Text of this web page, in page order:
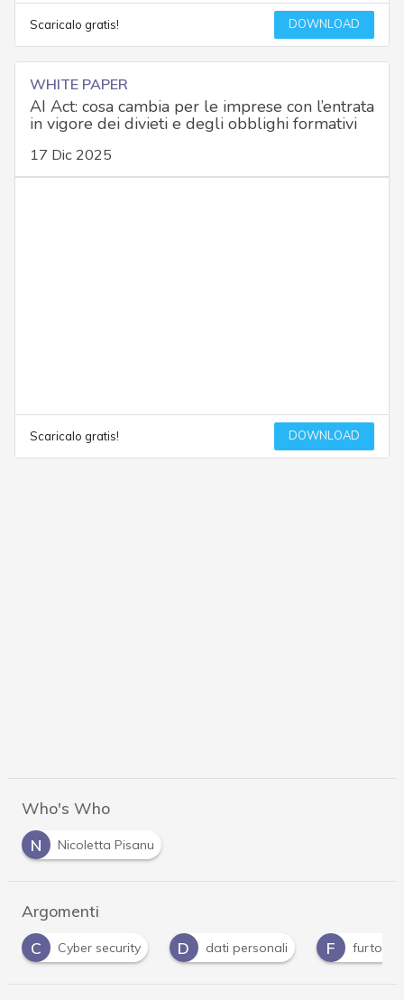
Scaricalo gratis! DOWNLOAD
WHITE PAPER
AI Act: cosa cambia per le imprese con l’entrata
in vigore dei divieti e degli obblighi formativi
17 Dic 2025
Scaricalo gratis! DOWNLOAD
Who's Who
N
Nicoletta Pisanu
Argomenti
D
dati personali F furto identità V